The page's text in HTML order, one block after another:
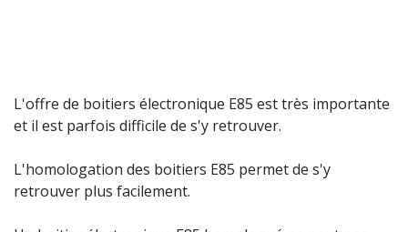
L'offre de boitiers électronique E85 est très importante
et il est parfois difficile de s'y retrouver.
L'homologation des boitiers E85 permet de s'y
retrouver plus facilement.